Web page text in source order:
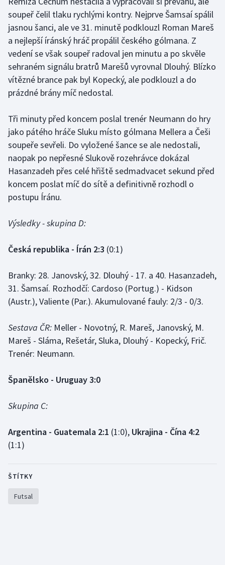
Stolní tenis
Triatlon
Veslování
Vodní slalom
Ostatní
soupeř čelil tlaku rychlými kontry. Nejprve Šamsaí spálil
jasnou šanci, ale ve 31. minutě podklouzl Roman Mareš
a nejlepší íránský hráč propálil českého gólmana. Z
vedení se však soupeř radoval jen minutu a po skvěle
sehraném signálu bratrů Marešů vyrovnal Dlouhý. Blízko
vítězné brance pak byl Kopecký, ale podklouzl a do
prázdné brány míč nedostal.
Tři minuty před koncem poslal trenér Neumann do hry
jako pátého hráče Sluku místo gólmana Mellera a Češi
soupeře sevřeli. Do vyložené šance se ale nedostali,
naopak po nepřesné Slukově rozehrávce dokázal
Hasanzadeh přes celé hřiště sedmadvacet sekund před
koncem poslat míč do sítě a definitivně rozhodl o
postupu Íránu.
Výsledky - skupina D:
Česká republika - Írán 2:3 (0:1)
Branky: 28. Janovský, 32. Dlouhý - 17. a 40. Hasanzadeh,
31. Šamsaí. Rozhodčí: Cardoso (Portug.) - Kidson
(Austr.), Valiente (Par.). Akumulované fauly: 2/3 - 0/3.
Sestava ČR: Meller - Novotný, R. Mareš, Janovský, M.
Mareš - Sláma, Rešetár, Sluka, Dlouhý - Kopecký, Frič.
Trenér: Neumann.
Španělsko - Uruguay 3:0
Skupina C:
Argentina - Guatemala 2:1 (1:0), Ukrajina - Čína 4:2
(1:1)
ŠTÍTKY
Futsal